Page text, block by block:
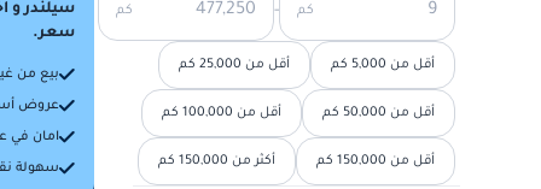
523i
508
2008
برادو - أتوبيس خاص
فورتشنر
J7
JS3ايمزوم
جيب
كم - كم
أقل من 5,000 كم أقل من 25,000 كم
أقل من 50,000 كم أقل من 100,000 كم
أقل من 150,000 كم أكثر من 150,000 كم
سيلندر و
سعر.
بيع من
عروض
امان في
سهولة